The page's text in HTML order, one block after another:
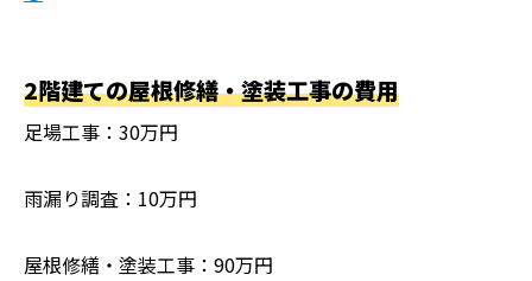
2階建ての屋根修繕・塗装工事の費用
足場工事：30万円
雨漏り調査：10万円
屋根修繕・塗装工事：90万円